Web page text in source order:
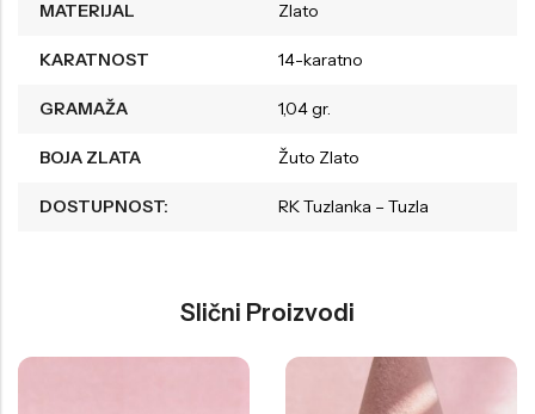
MATERIJAL Zlato
KARATNOST 14-karatno
GRAMAŽA 1,04 gr.
BOJA ZLATA Žuto Zlato
DOSTUPNOST: RK Tuzlanka – Tuzla
Slični Proizvodi